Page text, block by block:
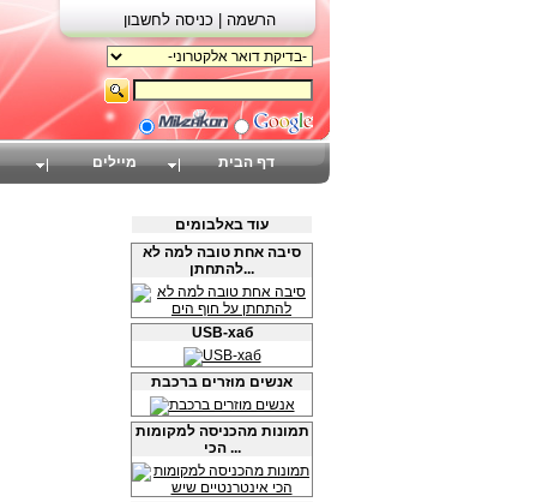
עוד באלבומים
סיבה אחת טובה למה לא
להתחתן...
USB-хаб
אנשים מוזרים ברכבת
תמונות מהכניסה למקומות
הכי ...
דף הבית מיילים
הרשמה | כניסה לחשבון